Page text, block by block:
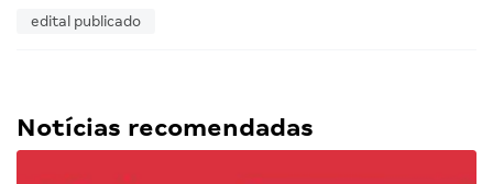
edital publicado
Notícias recomendadas